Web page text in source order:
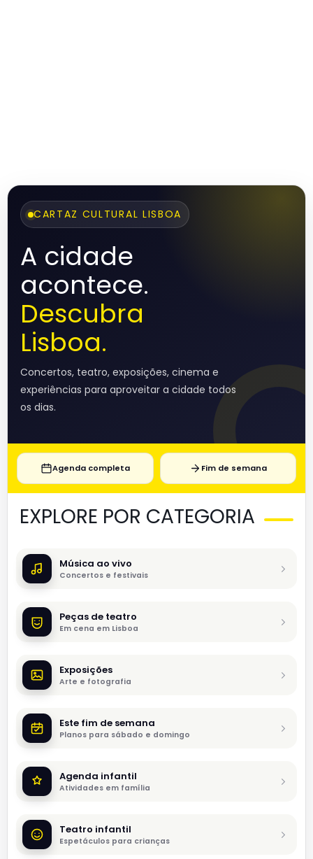
CARTAZ CULTURAL LISBOA
A cidade
acontece.
Descubra
Lisboa.
Concertos, teatro, exposições, cinema e
experiências para aproveitar a cidade todos
os dias.
Agenda completa Fim de semana
EXPLORE POR CATEGORIA
Música ao vivo
Concertos e festivais
Peças de teatro
Em cena em Lisboa
Exposições
Arte e fotografia
Este fim de semana
Planos para sábado e domingo
Agenda infantil
Atividades em família
Teatro infantil
Espetáculos para crianças